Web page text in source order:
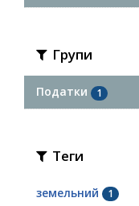
Групи
Податки 1
Теги
земельний 1